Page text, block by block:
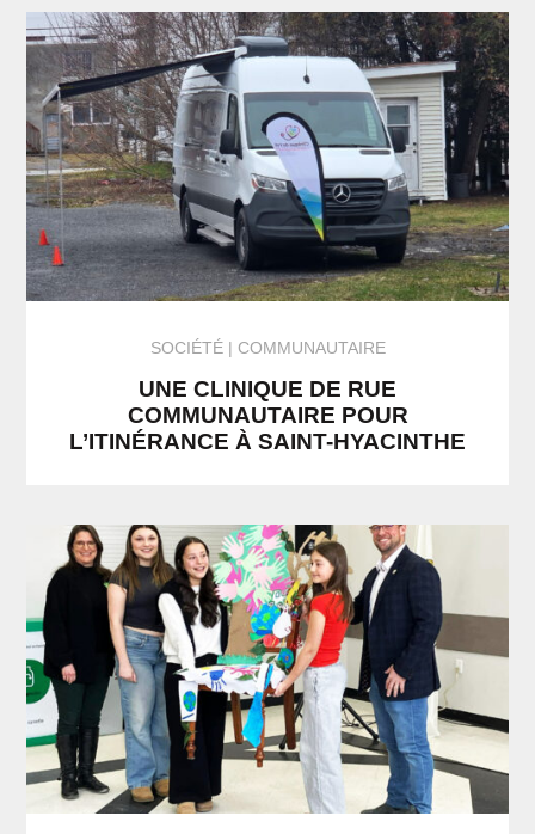
SOCIÉTÉ COMMUNAUTAIRE
UNE CLINIQUE DE RUE
COMMUNAUTAIRE POUR
L’ITINÉRANCE À SAINT-HYACINTHE